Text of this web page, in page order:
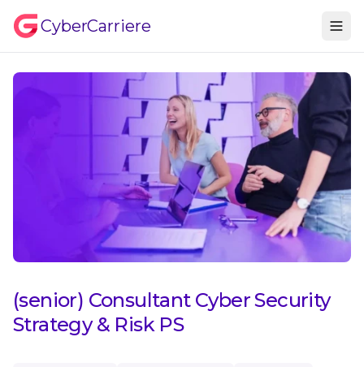
CyberCarriere
(senior) Consultant Cyber Security
Strategy & Risk PS